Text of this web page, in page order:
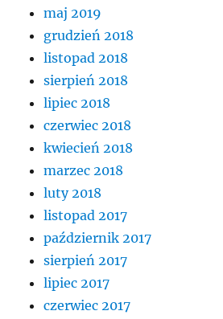
maj 2019
grudzień 2018
listopad 2018
sierpień 2018
lipiec 2018
czerwiec 2018
kwiecień 2018
marzec 2018
luty 2018
listopad 2017
październik 2017
sierpień 2017
lipiec 2017
czerwiec 2017